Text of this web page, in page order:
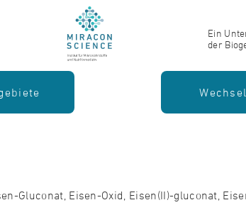
Ein
der
Gluconat, Eisen-Oxid, Eisen(II)-gluconat,